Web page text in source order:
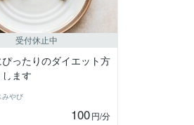
受付休止中
ったりのダイエット方
ます
みやび
100円/分